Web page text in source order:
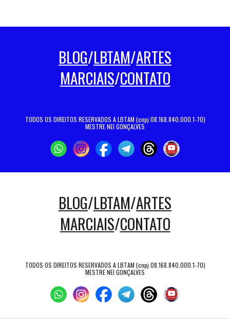
BLOG/LBTAM/ARTES
MARCIAIS/CONTATO
TODOS OS DIREITOS RESERVADOS A LBTAM (cnpj 08.168.840.000.1-70)
MESTRE NEI GONÇALVES
BLOG/LBTAM/ARTES
MARCIAIS/CONTATO
TODOS OS DIREITOS RESERVADOS A LBTAM (cnpj 08.168.840.000.1-70)
MESTRE NEI GONÇALVES